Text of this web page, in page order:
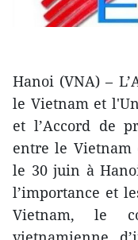
Hanoi (VNA) –
le Vietnam et
et l’Accord de
entre le Vietnam
le 30 juin à
l’importance et
Vietnam, le